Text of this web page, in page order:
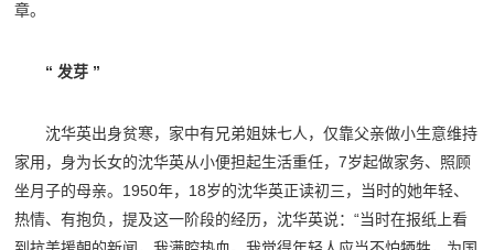
章。
“ 发芽 ”
沈华英出身贫寒，家中有兄弟姐妹七人，仅靠父亲做小生意维持
家用，身为长女的沈华英从小便担起生活重任，7岁起做家务、照顾
坐月子的母亲。1950年，18岁的沈华英正读初三，当时的她年轻、
热情、有抱负，提及这一阶段的经历，沈华英说：“当时在报纸上看